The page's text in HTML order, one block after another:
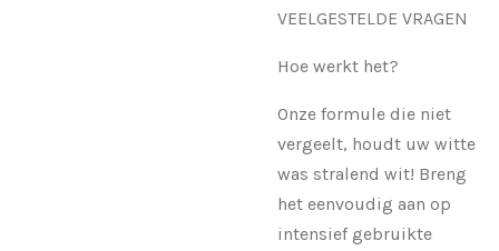
VEELGESTELDE VRAGEN
Hoe werkt het?
Onze formule die niet
vergeelt, houdt uw witte
was stralend wit! Breng
het eenvoudig aan op
intensief gebruikte